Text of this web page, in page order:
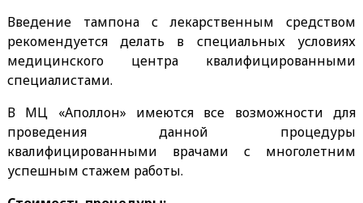
Введение тампона с лекарственным средством
рекомендуется делать в специальных условиях
медицинского центра квалифицированными
специалистами.
В МЦ «Аполлон» имеются все возможности для
проведения данной процедуры
квалифицированными врачами с многолетним
успешным стажем работы.